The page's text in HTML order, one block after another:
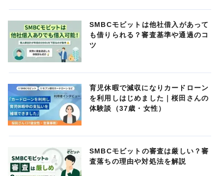
SMBCモビットは他社借入があって
も借りられる？審査基準や通過のコ
ツ
育児休暇で減収になりカードローン
を利用しはじめました｜桜田さんの
体験談（37歳・女性）
SMBCモビットの審査は厳しい？審
査落ちの理由や対処法を解説